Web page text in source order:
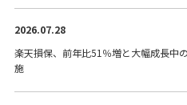
2026.07.28
楽天損保、前年比51％増と大幅成長中
施